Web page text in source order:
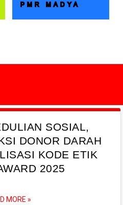
PMR MADYA
SOSIAL,
DONOR DARAH
KODE ETIK
2025
MORE »